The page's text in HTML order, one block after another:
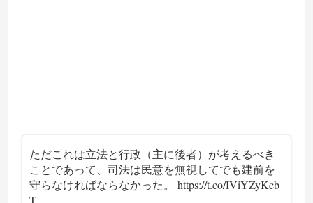
ただこれは立法と行政（主に後者）が考えるべき
ことであって、司法は民意を無視してでも建前を
守らなければならなかった。https://t.co/IViYZyKcb